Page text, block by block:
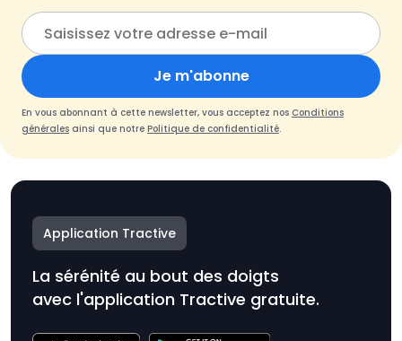
Je m'abonne
En vous abonnant à cette newsletter, vous acceptez nos Conditions
générales ainsi que notre Politique de confidentialité.
Application Tractive
La sérénité au bout des doigts
avec l'application Tractive gratuite.